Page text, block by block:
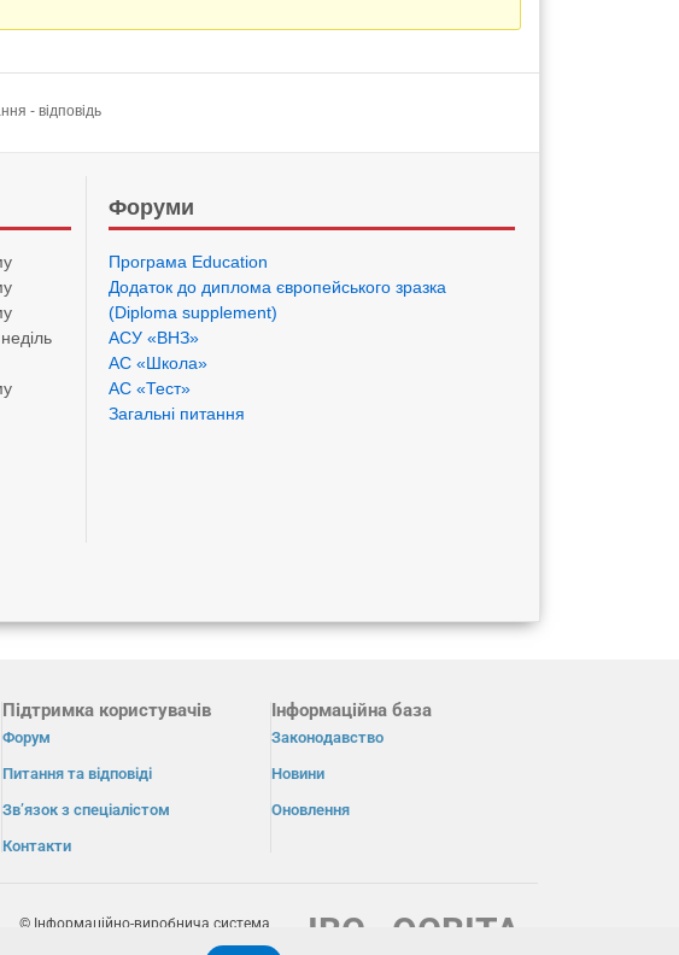
- відповідь
Форуми
Програма Eduсation
Додаток до диплома європейського зразка
(Diploma supplement)
АСУ «ВНЗ»
АС «Школа»
АС «Тест»
Загальні питання
Підтримка користувачів
Форум
Питання та відповіді
Зв’язок з спеціалістом
Контакти
Інформаційна база
Законодавство
Новини
Оновлення
© Інформаційно-виробнича система
ІВС «ОСВІТА»